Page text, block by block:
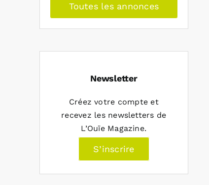
Toutes les annonces
Newsletter
Créez votre compte et
recevez les newsletters de
L’Ouïe Magazine.
S’inscrire